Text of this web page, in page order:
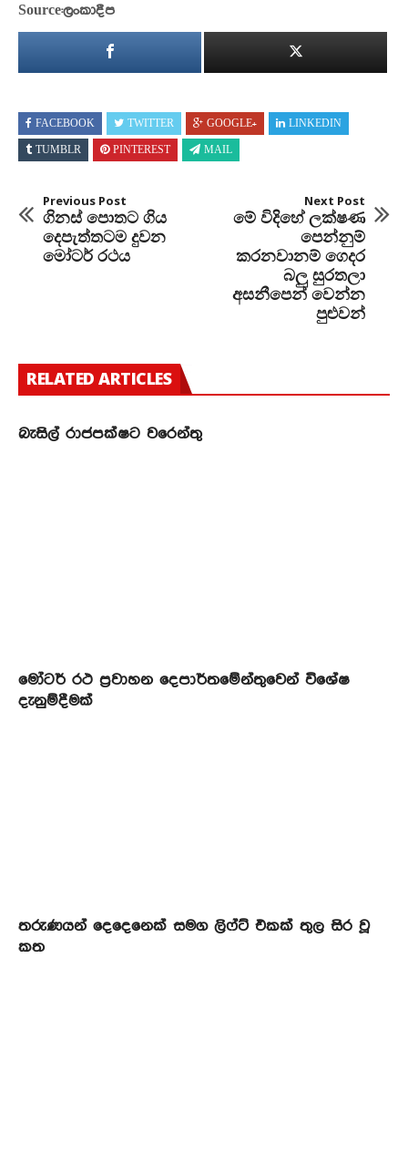
Source:ලංකාදීප
FACEBOOK TWITTER GOOGLE+ LINKEDIN
TUMBLR PINTEREST MAIL
Previous Post
ගිනස් පොතට ගිය
දෙපැත්තටම දුවන
මෝටර් රථය
Next Post
මේ විදිහේ ලක්ෂණ
පෙන්නුම්
කරනවානම් ගෙදර
බලු සුරතලා
අසනීපෙන් වෙන්න
පුළුවන්
RELATED ARTICLES
බැසිල් රාජපක්ෂට වරෙන්තු
මෝටර් රථ ප්‍රවාහන දෙපාර්තමේන්තුවෙන් විශේෂ
දැනුම්දීමක්
තරුණයන් දෙදෙනෙක් සමග ලිෆ්ට් එකක් තුල සිර වූ
කත